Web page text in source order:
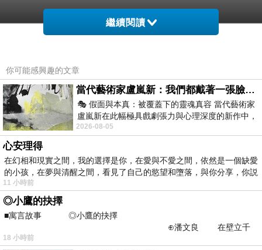
繼續閱讀
你可能感興趣的文章
當代藝術家盧嵐新：我們都戴著一張臉，可真正的自己，總藏在那些被塗抹、被覆蓋的痕跡裡
🎭 假面與本真：被覆蓋下的靈魂真容 當代藝術家
盧嵐新在此幅極具戲劇張力與心理深度的新作中，
運用質感豐富的紙材肌理、墨痕與大膽的
2026-08-05
心安理得
在幻相和現實之間，我的選擇是你，在愛與不愛之間，依然是一個缺愛
的小孩，在夢與清醒之間，看見了自己的慾望和墮落，與你分享，你説
11 小時前
◎小鷹的抉擇
■寓言故事 ◎小鷹的抉擇
⊕潘文良 在壁立千
仞的懸崖上，有一座遮天蔽
18 小時前